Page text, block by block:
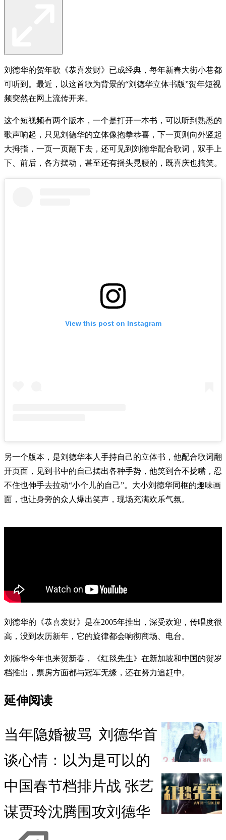
刘德华的贺年歌《恭喜发财》已成经典，每年新春大街小巷都
可听到。最近，以这首歌为背景的“刘德华立体书版”贺年短视
频突然在网上流传开来。
这个短视频有两个版本，一个是打开一本书，可以听到熟悉的
歌声响起，只见刘德华的立体像抱拳恭喜，下一页则向外竖起
大拇指，一页一页翻下去，还可见到刘德华配合歌词，双手上
下、前后，各方摆动，甚至还有摇头晃腰的，既喜庆也搞笑。
View this post on Instagram
另一个版本，是刘德华本人手持自己的立体书，他配合歌词翻
开页面，见到书中的自己摆出各种手势，他笑到合不拢嘴，忍
不住也伸手去拉动“小个儿的自己”。大小刘德华同框的趣味画
面，也让身旁的众人爆出笑声，现场充满欢乐气氛。
刘德华的《恭喜发财》是在2005年推出，深受欢迎，传唱度很
高，没到农历新年，它的旋律都会响彻商场、电台。
刘德华今年也来贺新春，《红毯先生》在新加坡和中国的贺岁
档推出，票房方面都与冠军无缘，还在努力追赶中。
延伸阅读
当年隐婚被骂 刘德华首
谈心情：以为是可以的
中国春节档排片战 张艺
谋贾玲沈腾围攻刘德华